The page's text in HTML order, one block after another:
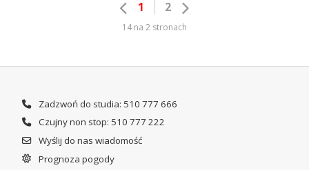
1 2
14 na 2 stronach
Zadzwoń do studia: 510 777 666
Czujny non stop: 510 777 222
Wyślij do nas wiadomość
Prognoza pogody